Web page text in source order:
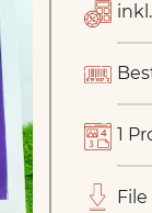
1
File